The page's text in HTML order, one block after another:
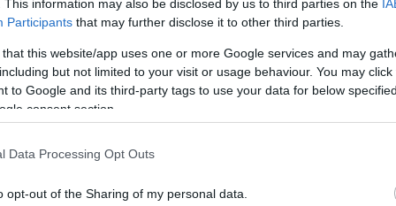
This information may also be disclosed by us to third parties on the
Participants that may further disclose it to other third parties.
that this website/app uses one or more Google services and may
but not limited to your visit or usage behaviour. You may
to Google and its third-party tags to use your data for below
consent section.
Data Processing Opt Outs
opt-out of the Sharing of my personal data.
τόσο τα έργα που ήδη
νέες παρεμβάσεις για τις οποίες ζητείται
Αθλητισμού.
του Κλειστού Κολυμβητηρίου Αλιβερίου,
καθώς και του Κλειστού Γυμναστηρίου
για το οποίο έχει ήδη υποβληθεί
Εσωτερικών.